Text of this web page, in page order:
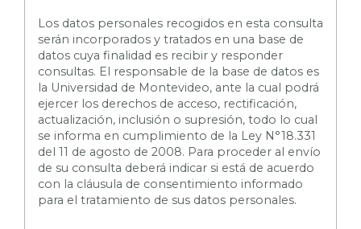
Los datos personales recogidos en esta consulta
serán incorporados y tratados en una base de
datos cuya finalidad es recibir y responder
consultas. El responsable de la base de datos es
la Universidad de Montevideo, ante la cual podrá
ejercer los derechos de acceso, rectificación,
actualización, inclusión o supresión, todo lo cual
se informa en cumplimiento de la Ley N°18.331
del 11 de agosto de 2008. Para proceder al envío
de su consulta deberá indicar si está de acuerdo
con la cláusula de consentimiento informado
para el tratamiento de sus datos personales.